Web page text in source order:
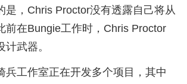
是，Chris Proctor没有透露自己将从
前在Bungie工作时，Chris Proctor
武器。
兵工作室正在开发多个项目，其中